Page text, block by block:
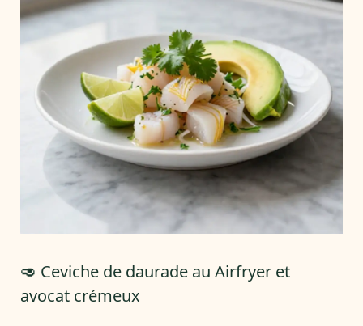
🥑 Ceviche de daurade au Airfryer et
avocat crémeux